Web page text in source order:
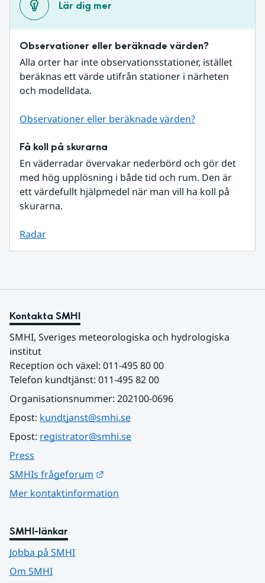
Lär dig mer
Observationer eller beräknade värden?
Alla orter har inte observationsstationer, istället
beräknas ett värde utifrån stationer i närheten
och modelldata.
Observationer eller beräknade värden?
Få koll på skurarna
En väderradar övervakar nederbörd och gör det
med hög upplösning i både tid och rum. Den är
ett värdefullt hjälpmedel när man vill ha koll på
skurarna.
Radar
Kontakta SMHI
SMHI, Sveriges meteorologiska och hydrologiska
institut
Reception och växel: 011-495 80 00
Telefon kundtjänst: 011-495 82 00
Organisationsnummer: 202100-0696
Epost: kundtjanst@smhi.se
Epost: registrator@smhi.se
Press
SMHIs frågeforum
Mer kontaktinformation
SMHI-länkar
Jobba på SMHI
Om SMHI